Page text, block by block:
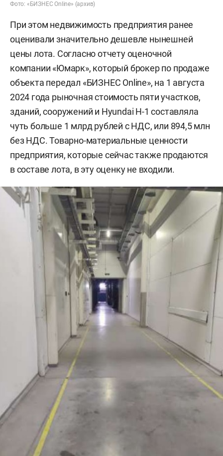
Фото: «БИЗНЕС Online» (архив)
При этом недвижимость предприятия ранее
оценивали значительно дешевле нынешней
цены лота. Согласно отчету оценочной
компании «Юмарк», который брокер по продаже
объекта передал «БИЗНЕС Online», на 1 августа
2024 года рыночная стоимость пяти участков,
зданий, сооружений и Hyundai H-1 составляла
чуть больше 1 млрд рублей с НДС, или 894,5 млн
без НДС. Товарно-материальные ценности
предприятия, которые сейчас также продаются
в составе лота, в эту оценку не входили.